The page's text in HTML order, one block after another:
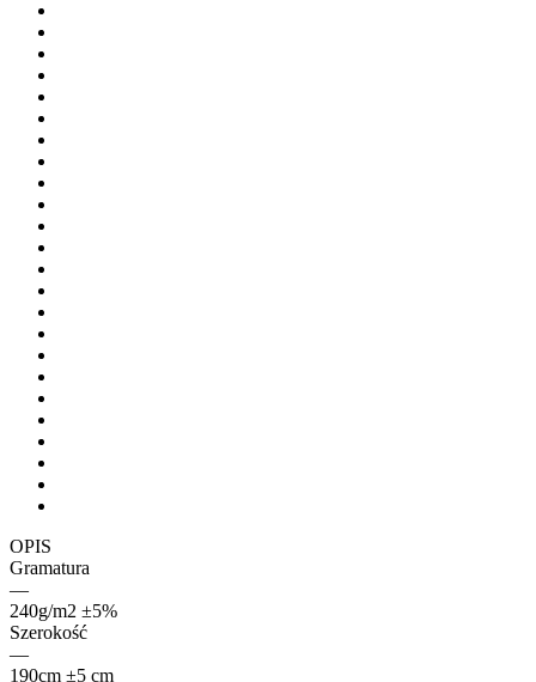
OPIS
Gramatura
—
240g/m2 ±5%
Szerokość
—
190cm ±5 cm